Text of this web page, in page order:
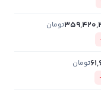
تومان
تومان